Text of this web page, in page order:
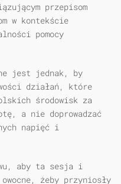
przepisom
w kontekście
pomocy
jest jednak, by
działań, które
środowisk za
a nie doprowadzać
napięć i
aby ta sesja i
żeby przyniosły